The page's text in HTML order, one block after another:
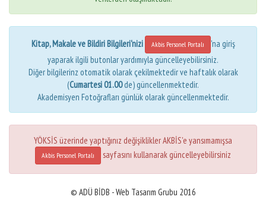
Kitap, Makale ve Bildiri Bilgileri'nizi Akbis Personel Portalı
'na giriş
yaparak ilgili butonlar yardımıyla güncelleyebilirsiniz.
Diğer bilgilerinz otomatik olarak çekilmektedir ve haftalık olarak
(Cumartesi 01.00de) güncellenmektedir.
Akademisyen Fotoğrafları günlük olarak güncellenmektedir.
YÖKSİS üzerinde yaptığınız değişiklikler AKBİS'e yansımamışsa
Akbis Personel Portalı sayfasını kullanarak güncelleyebilirsiniz
© ADÜ BİDB - Web Tasarım Grubu 2016